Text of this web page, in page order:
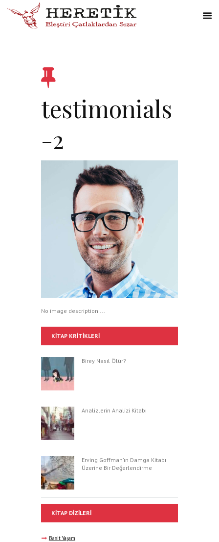
testimonials
-2
No image description ...
KITAP KRITIKLERI
Birey Nasıl Ölür?
Analizlerin Analizi Kitabı
Erving Goffman’ın Damga Kitabı
Üzerine Bir Değerlendirme
KITAP DIZILERI
Basit Yaşam